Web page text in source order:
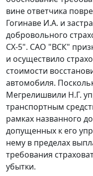
вине ответчика
Гогинаве И.А. и
добровольного
СХ-5". САО "ВСК"
и осуществило
стоимости
автомобиля.
Мегрелишвили Н.Г.
транспортным
рамках названного
допущенных к его
нему в пределах
требования
убытки.